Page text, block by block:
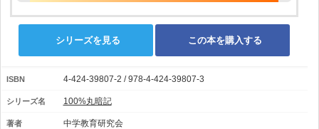
シリーズを見る この本を購入する
ISBN 4-424-39807-2 / 978-4-424-39807-3
シリーズ名 100%丸暗記
著者 中学教育研究会